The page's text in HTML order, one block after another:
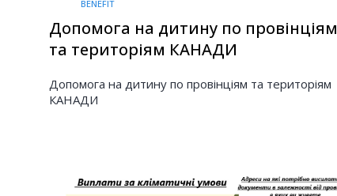
BENEFIT
Допомога на дитину по провінціям
та територіям КАНАДИ
Допомога на дитину по провінціям та територіям
КАНАДИ